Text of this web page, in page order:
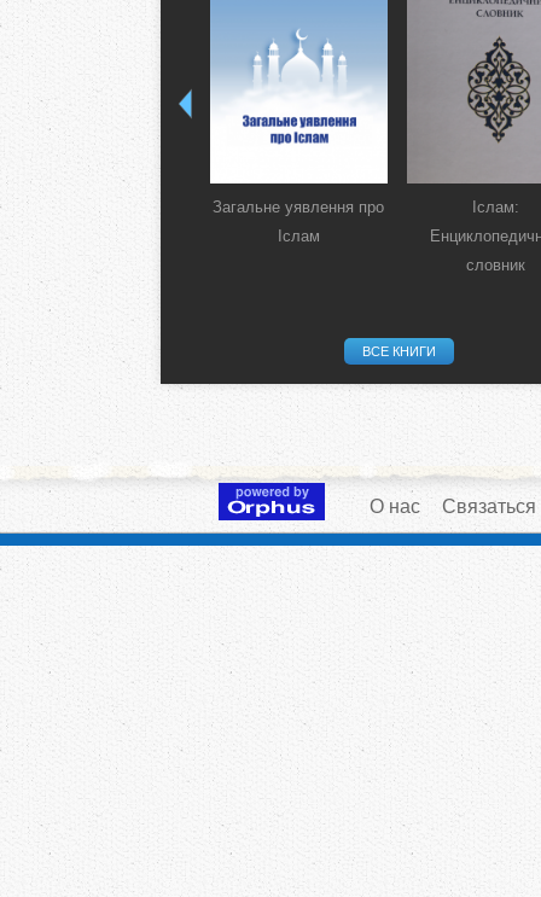
Загальне уявлення про
Іслам
Іслам:
словник
ВСЕ КНИГИ
О нас